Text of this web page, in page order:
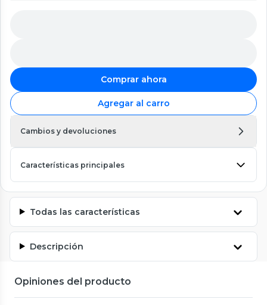
Comprar ahora
Agregar al carro
Cambios y devoluciones
Características principales
Todas las características
Descripción
Opiniones del producto